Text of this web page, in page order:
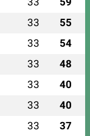
33 55
33 54
33 48
33 40
33 40
33 37